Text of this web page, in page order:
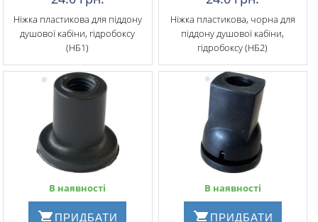
Ніжка пластикова для піддону
душової кабіни, гідробоксу
(НБ1)
Ніжка пластикова, чорна для
піддону душової кабіни,
гідробоксу (НБ2)
В наявності
ПРИДБАТИ
В наявності
ПРИДБАТИ